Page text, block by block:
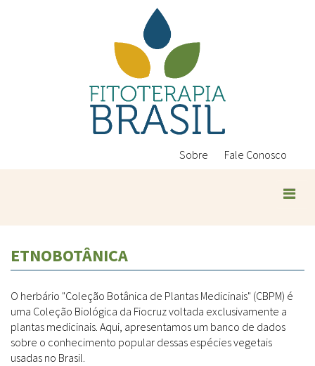
Sobre Fale Conosco
ETNOBOTÂNICA
O herbário "Coleção Botânica de Plantas Medicinais" (CBPM) é
uma Coleção Biológica da Fiocruz voltada exclusivamente a
plantas medicinais. Aqui, apresentamos um banco de dados
sobre o conhecimento popular dessas espécies vegetais
usadas no Brasil.